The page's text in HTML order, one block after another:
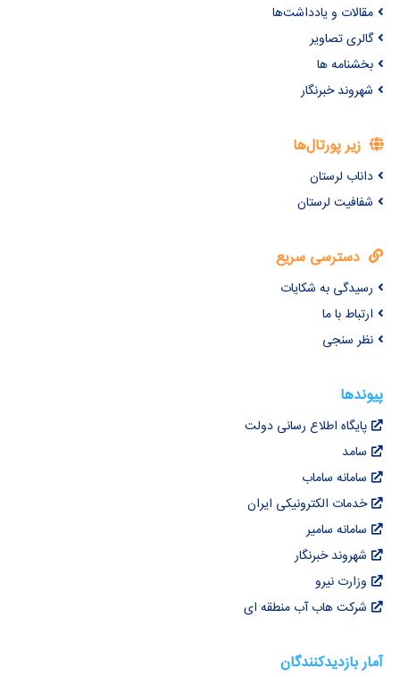
مقالات و یادداشت‌ها
گالری تصاویر
بخشنامه ها
شهروند خبرنگار
زیر پورتال‌ها
داناب لرستان
شفافیت لرستان
دسترسی سریع
رسیدگی به شکایات
ارتباط با ما
نظر سنجی
پیوندها
پایگاه اطلاع رسانی دولت
سامد
سامانه ساماب
خدمات الکترونیکی ایران
سامانه سامیر
شهروند خبرنگار
وزارت نیرو
شرکت هاب آب منطقه ای
آمار بازدیدکنندگان